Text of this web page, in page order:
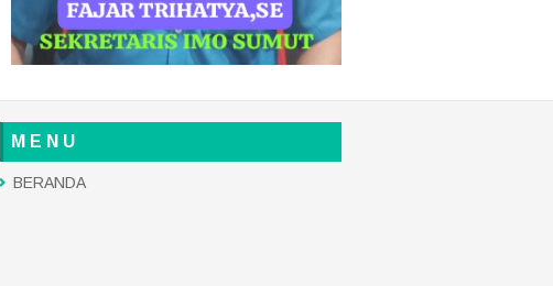
M E N U
BERANDA